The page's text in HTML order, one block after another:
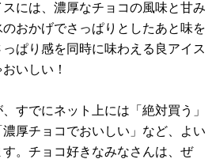
には、濃厚なチョコの風味と甘み
おかげでさっぱりとしたあと味を
ぱり感を同時に味わえる良アイス
いしい！
すでにネット上には「絶対買う」
濃厚チョコでおいしい」など、よい
。チョコ好きなみなさんは、ぜ